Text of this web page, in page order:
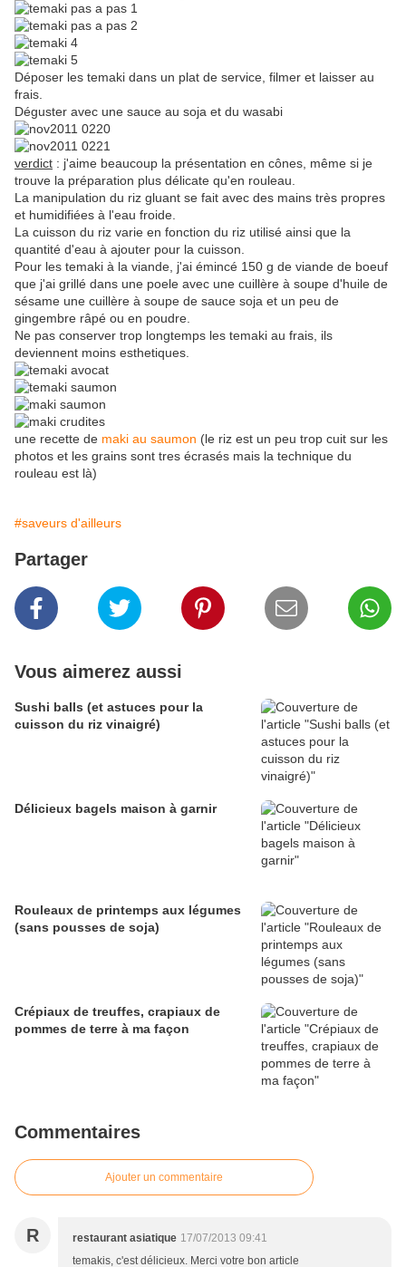
Déposer les temaki dans un plat de service, filmer et laisser au
frais.
Déguster avec une sauce au soja et du wasabi
verdict : j'aime beaucoup la présentation en cônes, même si je
trouve la préparation plus délicate qu'en rouleau.
La manipulation du riz gluant se fait avec des mains très propres
et humidifiées à l'eau froide.
La cuisson du riz varie en fonction du riz utilisé ainsi que la
quantité d'eau à ajouter pour la cuisson.
Pour les temaki à la viande, j'ai émincé 150 g de viande de boeuf
que j'ai grillé dans une poele avec une cuillère à soupe d'huile de
sésame une cuillère à soupe de sauce soja et un peu de
gingembre râpé ou en poudre.
Ne pas conserver trop longtemps les temaki au frais, ils
deviennent moins esthetiques.
une recette de maki au saumon (le riz est un peu trop cuit sur les
photos et les grains sont tres écrasés mais la technique du
rouleau est là)
#saveurs d'ailleurs
Partager
Vous aimerez aussi
Sushi balls (et astuces pour la
cuisson du riz vinaigré)
Délicieux bagels maison à garnir
Rouleaux de printemps aux légumes
(sans pousses de soja)
Crépiaux de treuffes, crapiaux de
pommes de terre à ma façon
Commentaires
Ajouter un commentaire
R restaurant asiatique 17/07/2013 09:41
temakis, c'est délicieux. Merci votre bon article